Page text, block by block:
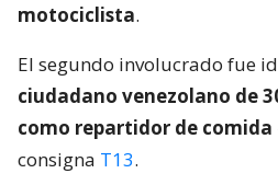
motociclista.
El segundo involucrado fue
ciudadano venezolano de
como repartidor de comida
consigna T13.